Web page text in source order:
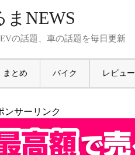
まNEWS
の話題、車の話題を毎日更新
まとめ バイク レビュー
ンサーリンク